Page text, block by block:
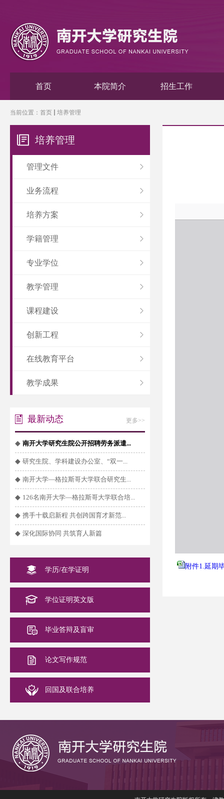
首页 本院简介 招生工作
当前位置： 首页 培养管理
培养管理
管理文件
业务流程
培养方案
学籍管理
专业学位
教学管理
课程建设
创新工程
在线教育平台
教学成果
最新动态 更多>>
◆ 南开大学研究生院公开招聘劳务派遣...
◆ 研究生院、学科建设办公室、“双一...
◆ 南开大学—格拉斯哥大学联合研究生...
◆ 126名南开大学—格拉斯哥大学联合培...
◆ 携手十载启新程 共创跨国育才新范...
◆ 深化国际协同 共筑育人新篇
学历/在学证明
学位证明英文版
毕业答辩及盲审
论文写作规范
回国及联合培养
附件1.延期